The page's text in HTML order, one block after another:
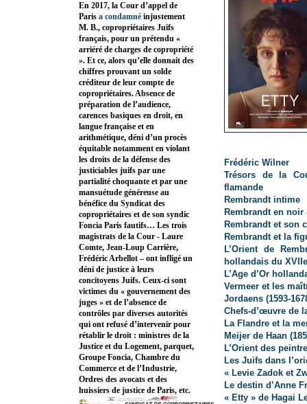
Frédéric Wilner
Trésors de la
flamande
Rembrandt intime
Rembrandt en noir
Rembrandt et son
Rembrandt et la
L’Orient de
hollandais du
L’Age d’Or
Vermeer et les
Jordaens (1593-
Chefs-d’œuvre de
La Flandre et la
Meijer de Haan
L’Orient des
Les Juifs dans
« Levie Zadok et
Le destin d’Anne
« Etty » de Hagai
En 2017, la Cour d’appel de
Paris a condamné injustement
M. B., copropriétaires Juifs
français, pour un prétendu «
arriéré de charges de copropriété
». Et ce, alors qu’elle donnait des
chiffres prouvant un solde
créditeur de leur compte de
copropriétaires. Absence de
préparation de l’audience,
carences basiques en droit, en
langue française et en
arithmétique, déni d’un procès
équitable notamment en violant
les droits de la défense des
justiciables juifs par une
partialité choquante et par une
mansuétude généreuse au
bénéfice du Syndicat des
copropriétaires et de son syndic
Foncia Paris fautifs… Les trois
magistrats de la Cour - Laure
Comte, Jean-Loup Carrière,
Frédéric Arbellot – ont infligé un
déni de justice à leurs
concitoyens Juifs. Ceux-ci sont
victimes du « gouvernement des
juges » et de l’absence de
contrôles par diverses autorités
qui ont refusé d’intervenir pour
rétablir le droit : ministres de la
Justice et du Logement, parquet,
Groupe Foncia, Chambre du
Commerce et de l’Industrie,
Ordres des avocats et des
huissiers de justice de Paris, etc.